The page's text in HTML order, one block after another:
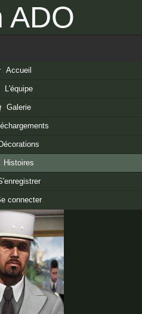
ADO
Accueil
L'équipe
Galerie
Décorations
Histoires
connecter